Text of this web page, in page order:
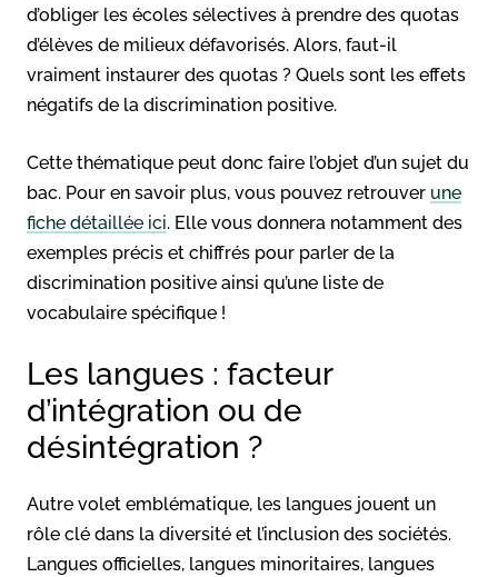
d’obliger les écoles sélectives à prendre des quotas
d’élèves de milieux défavorisés. Alors, faut-il
vraiment instaurer des quotas ? Quels sont les effets
négatifs de la discrimination positive.
Cette thématique peut donc faire l’objet d’un sujet du
bac. Pour en savoir plus, vous pouvez retrouver une
fiche détaillée ici. Elle vous donnera notamment des
exemples précis et chiffrés pour parler de la
discrimination positive ainsi qu’une liste de
vocabulaire spécifique !
Les langues : facteur
d’intégration ou de
désintégration ?
Autre volet emblématique, les langues jouent un
rôle clé dans la diversité et l’inclusion des sociétés.
Langues officielles, langues minoritaires, langues